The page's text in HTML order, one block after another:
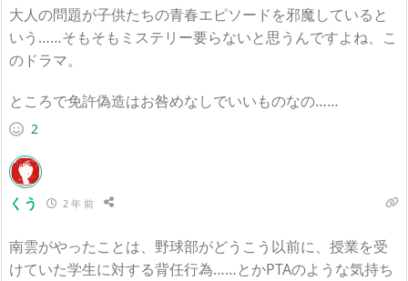
大人の問題が子供たちの青春エピソードを邪魔していると
いう……そもそもミステリー要らないと思うんですよね、こ
のドラマ。
ところで免許偽造はお咎めなしでいいものなの……
2
くう 2 年 前
南雲がやったことは、野球部がどうこう以前に、授業を受
けていた学生に対する背任行為……とかPTAのような気持ち